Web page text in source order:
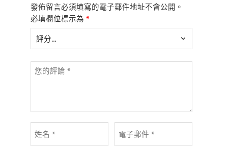
發佈留言必須填寫的電子郵件地址不會公開。
必填欄位標示為 *